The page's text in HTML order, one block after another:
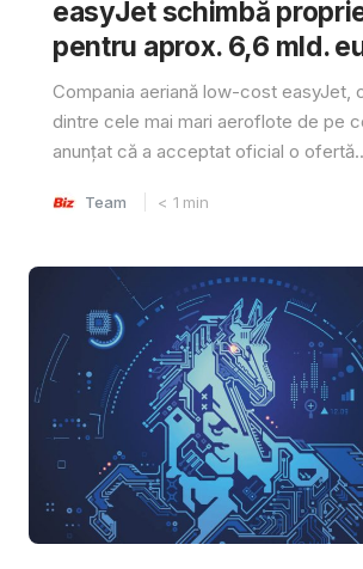
easyJet schimbă
pentru aprox. 6,6 mld.
Compania aeriană low-cost easyJet,
dintre cele mai mari aeroflote de pe
anunțat că a acceptat oficial o
Team < 1 min